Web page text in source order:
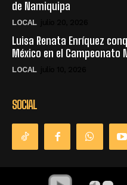
de Namiquipa
LOCAL
Luisa Renata Enríquez
México en el Campeonato
LOCAL
SOCIAL